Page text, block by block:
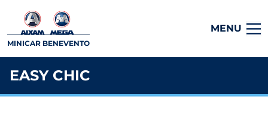
MINICAR BENEVENTO
MENU
EASY CHIC